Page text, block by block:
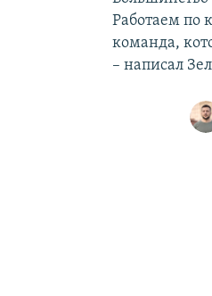
Работаем по
команда,
– написал